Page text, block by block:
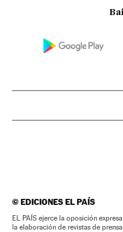
©EDICIONES EL PAÍS
EL PAÍS ejerce la oposición
la elaboración de revistas de